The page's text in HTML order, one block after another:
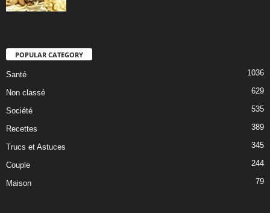
POPULAR CATEGORY
Santé 1036
Non classé 629
Société 535
Recettes 389
Trucs et Astuces 345
Couple 244
Maison 79